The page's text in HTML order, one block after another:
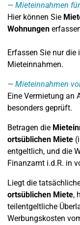
Mieteinnahmen
Hier können Sie
Wohnungen
Erfassen Sie nur
Mieteinnahmen.
Mieteinnahmen
Eine Vermietung an
besonders geprüft.
Betragen die
ortsüblichen Miete
entgeltlich, und die
Finanzamt i.d.R. in
Liegt die
ortsüblichen Miete,
teilentgeltliche
Werbungskosten